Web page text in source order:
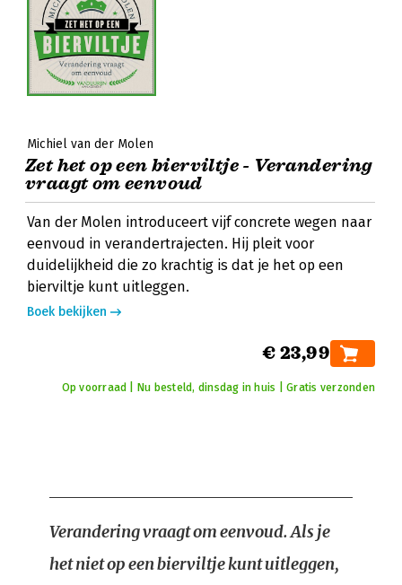
Michiel van der Molen
Zet het op een bierviltje - Verandering
vraagt om eenvoud
Van der Molen introduceert vijf concrete wegen naar
eenvoud in verandertrajecten. Hij pleit voor
duidelijkheid die zo krachtig is dat je het op een
bierviltje kunt uitleggen.
Boek bekijken
€ 23,99
Op voorraad | Nu besteld, dinsdag in huis | Gratis verzonden
Verandering vraagt om eenvoud. Als je
het niet op een bierviltje kunt uitleggen,